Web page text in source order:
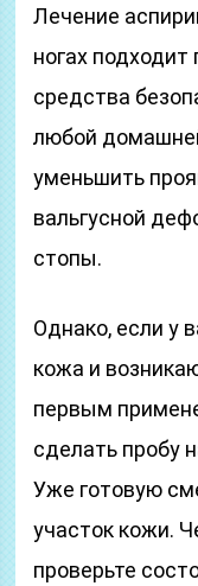
Лечение
ногах
средства
любой
уменьшить
вальгусной
стопы.
Однако, если у
кожа и
первым
сделать пробу
Уже готовую
участок кожи.
проверьте